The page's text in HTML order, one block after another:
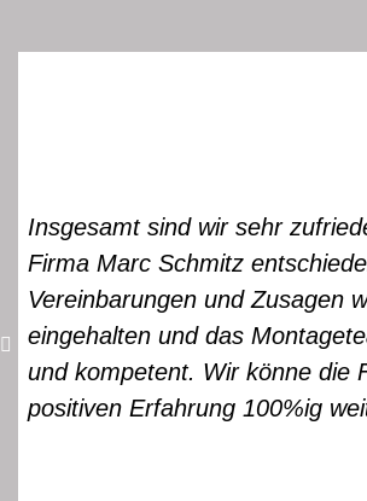
...Und wieder einmal
disponenten herrn
fachlich fitten